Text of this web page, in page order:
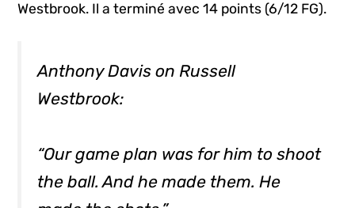
Westbrook. Il a terminé avec 14 points (6/12 FG).
Anthony Davis on Russell
Westbrook:
“Our game plan was for him to shoot
the ball. And he made them. He